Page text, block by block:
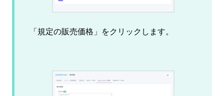
「規定の販売価格」をクリックします。